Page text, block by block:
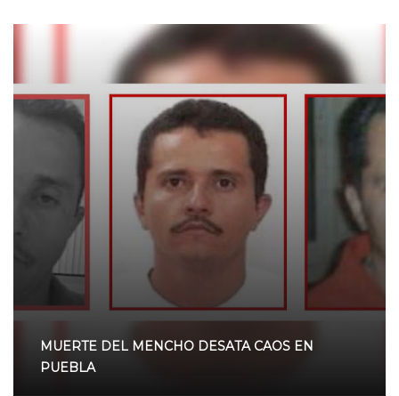
MUERTE DEL MENCHO DESATA CAOS EN
PUEBLA